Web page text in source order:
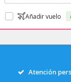
Añadir vuelo
Atención